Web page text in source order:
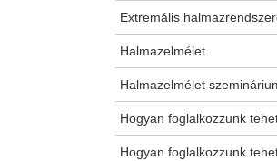
Extremális
Halmazelmélet
Halmazelmélet
Hogyan foglalkozzunk
Hogyan foglalkozzunk